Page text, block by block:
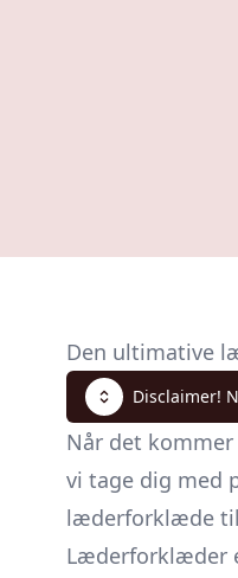
Den ultimative
Disclaimer!
Når det
vi tage dig med
læderforklæde
Læderforklæder